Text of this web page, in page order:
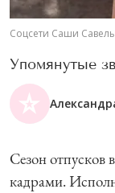
Соцсети Саши
Упомянутые
Сезон отпусков
кадрами.